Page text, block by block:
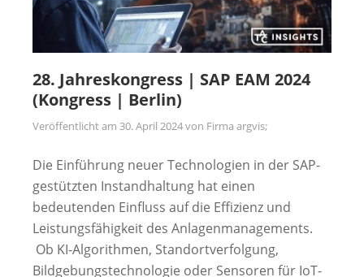
28. Jahreskongress | SAP EAM 2024
(Kongress | Berlin)
Veröffentlicht am 30. April 2024von Firma argvis;
Die Einführung neuer Technologien in der SAP-
gestützten Instandhaltung hat einen
bedeutenden Einﬂuss auf die Eﬃzienz und
Leistungsfähigkeit des Anlagenmanagements.
Ob KI-Algorithmen, Standortverfolgung,
Bildgebungstechnologie oder Sensoren für IoT-